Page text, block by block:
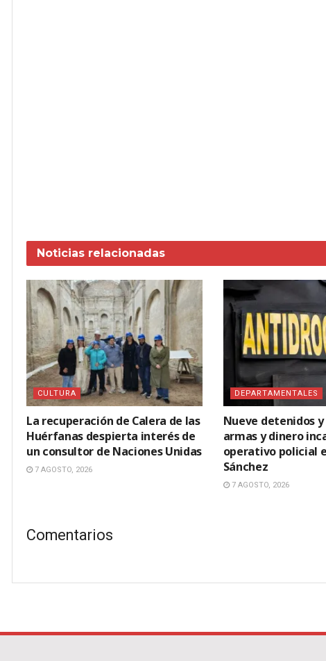
Noticias relacionadas
CULTURA
La recuperación de Calera de las
Huérfanas despierta interés de
un consultor de Naciones Unidas
7 AGOSTO, 2026
DEPARTAMENTALES
Nueve detenidos y
armas y dinero
operativo policial
Sánchez
7 AGOSTO, 2026
Comentarios